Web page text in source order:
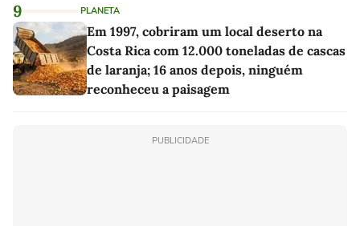
9 PLANETA
Em 1997, cobriram um local deserto na
Costa Rica com 12.000 toneladas de cascas
de laranja; 16 anos depois, ninguém
reconheceu a paisagem
PUBLICIDADE